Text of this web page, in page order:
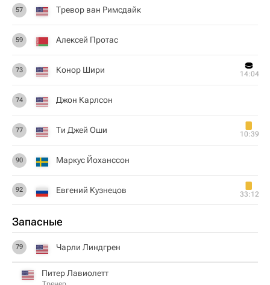
57 Тревор ван Римсдайк
59 Алексей Протас
73 Конор Шири 14:04
74 Джон Карлсон
77 Ти Джей Оши 10:39
90 Маркус Йоханссон
92 Евгений Кузнецов 33:12
Запасные
79 Чарли Линдгрен
Питер Лавиолетт